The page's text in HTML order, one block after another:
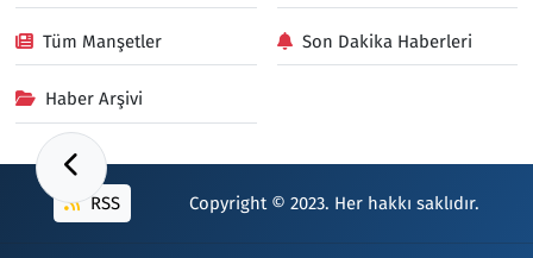
Tüm Manşetler Son Dakika Haberleri
Haber Arşivi
RSS Copyright © 2023. Her hakkı saklıdır.